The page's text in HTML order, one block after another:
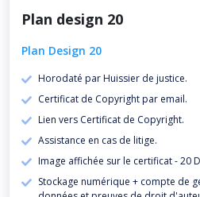
Plan design 20
Plan Design 20
Horodaté par Huissier de justice.
Certificat de Copyright par email.
Lien vers Certificat de Copyright.
Assistance en cas de litige.
Image affichée sur le certificat - 20
Stockage numérique + compte de